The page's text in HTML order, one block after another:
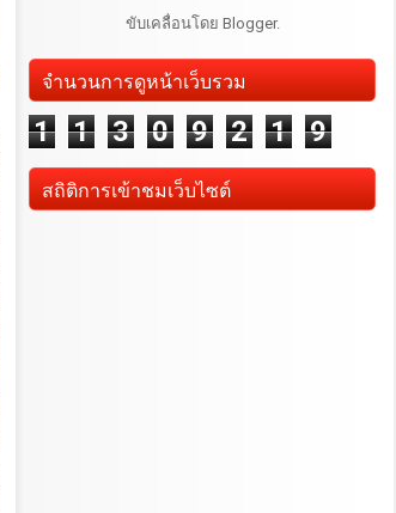
ขับเคลื่อนโดย Blogger.
จำนวนการดูหน้าเว็บรวม
1 1 3 0 9 2 1 9
สถิติการเข้าชมเว็บไซต์